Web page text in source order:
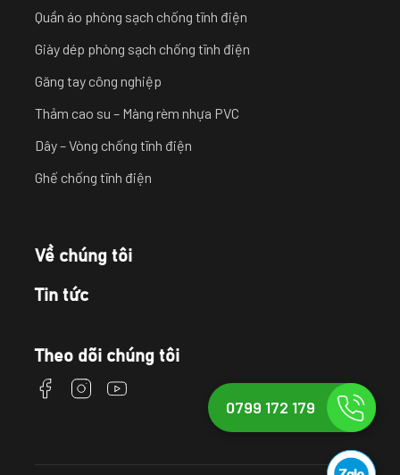
Quần áo phòng sạch chống tĩnh điện
Giày dép phòng sạch chống tĩnh điện
Găng tay công nghiệp
Thảm cao su – Màng rèm nhựa PVC
Dây – Vòng chống tĩnh điện
Ghế chống tĩnh điện
Về chúng tôi
Tin tức
Theo dõi chúng tôi
0799 172 179